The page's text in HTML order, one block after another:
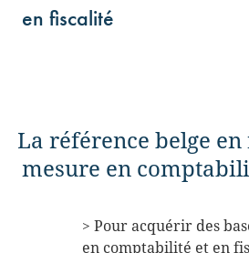
en fiscalité
La référence belge
mesure en
> Pour acquérir des
en comptabilité et en